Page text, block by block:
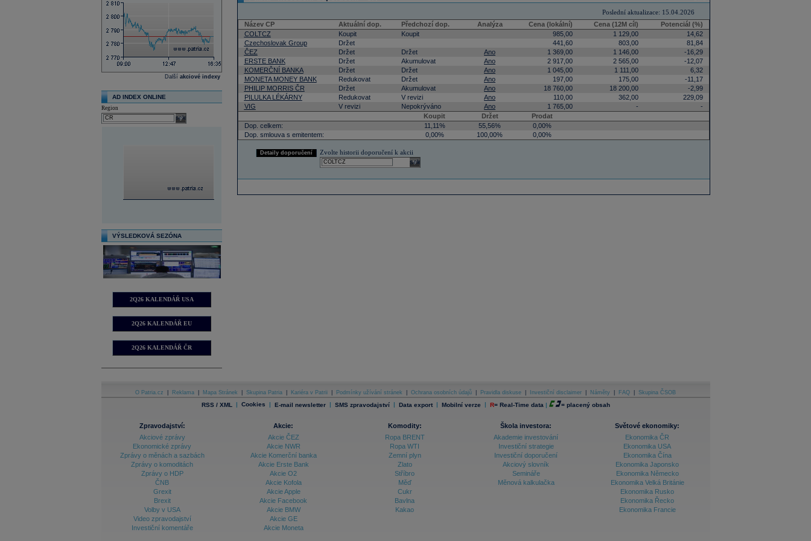
Další akciové indexy
AD INDEX ONLINE
Region
select
VÝSLEDKOVÁ SEZÓNA
2Q26 KALENDÁŘ USA
2Q26 KALENDÁŘ EU
2Q26 KALENDÁŘ ČR
Poslední aktualizace: 15.04.2026
Název CP
Aktuální dop. Předchozí dop. Analýza Cena (lokální) Cena (12M cíl)
Potenciál (%)
COLTCZ
Koupit Koupit 985,00 1 129,00
14,62
Czechoslovak Group
Držet 441,60 803,00
81,84
ČEZ
Držet Držet Ano 1 369,00 1 146,00
-16,29
ERSTE BANK
Držet Akumulovat Ano 2 917,00 2 565,00
-12,07
KOMERČNÍ BANKA
Držet Držet Ano 1 045,00 1 111,00
6,32
MONETA MONEY BANK
Redukovat Držet Ano 197,00 175,00
-11,17
PHILIP MORRIS ČR
Držet Akumulovat Ano 18 760,00 18 200,00
-2,99
PILULKA LÉKÁRNY
Redukovat V revizi Ano 110,00 362,00
229,09
VIG
V revizi Nepokrýváno Ano 1 765,00 -
-
Koupit
Držet
Prodat
Dop. celkem:
11,11% 55,56%
0,00%
Dop. smlouva s emitentem:
0,00% 100,00% 0,00%
Detaily doporučení
Zvolte historii doporučení k akcii
select
O Patria.cz Reklama Mapa Stránek Skupina Patria Kariéra v Patrii Podmínky užívání stránek Ochrana osobních údajů Pravidla diskuse Investiční disclaimer Náměty FAQ Skupina ČSOB
RSS / XML | Cookies | E-mail newsletter | SMS zpravodajství | Data export | Mobilní verze | R= Real-Time data | = placený obsah
Zpravodajství:
Akciové zprávy
Ekonomické zprávy
Zprávy o měnách a sazbách
Zprávy o komoditách
Zprávy o HDP
ČNB
Grexit
Brexit
Volby v USA
Video zpravodajství
Investiční komentáře
Akcie:
Akcie ČEZ
Akcie NWR
Akcie Komerční banka
Akcie Erste Bank
Akcie O2
Akcie Kofola
Akcie Apple
Akcie Facebook
Akcie BMW
Akcie GE
Akcie Moneta
Komodity:
Ropa BRENT
Ropa WTI
Zemní plyn
Zlato
Stříbro
Měď
Cukr
Bavlna
Kakao
Škola investora:
Akademie investování
Investiční strategie
Investiční doporučení
Akciový slovník
Semináře
Měnová kalkulačka
Světové ekonomiky:
Ekonomika ČR
Ekonomika USA
Ekonomika Čína
Ekonomika Japonsko
Ekonomika Německo
Ekonomika Velká Británie
Ekonomika Rusko
Ekonomika Řecko
Ekonomika Francie